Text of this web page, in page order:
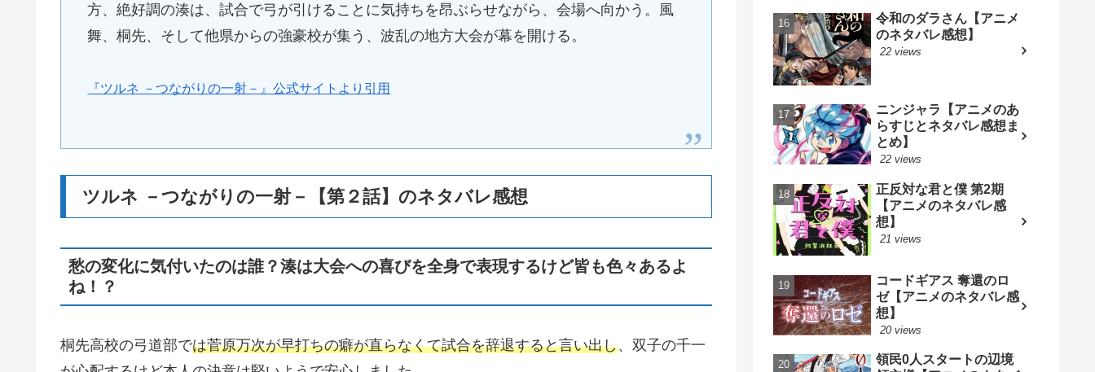
方、絶好調の湊は、試合で弓が引けることに気持ちを昂ぶらせながら、会場へ向かう。風
舞、桐先、そして他県からの強豪校が集う、波乱の地方大会が幕を開ける。
『ツルネ －つながりの一射－』公式サイトより引用
ツルネ －つながりの一射－【第２話】のネタバレ感想
愁の変化に気付いたのは誰？湊は大会への喜びを全身で表現するけど皆も色々あるよ
ね！？
桐先高校の弓道部では菅原万次が早打ちの癖が直らなくて試合を辞退すると言い出し、双子の千一
令和のダラさん【アニメ
のネタバレ感想】
22 views
ニンジャラ【アニメのあ
らすじとネタバレ感想ま
とめ】
22 views
正反対な君と僕 第2期
【アニメのネタバレ感
想】
21 views
コードギアス 奪還のロ
ゼ【アニメのネタバレ感
想】
20 views
領民0人スタートの辺境